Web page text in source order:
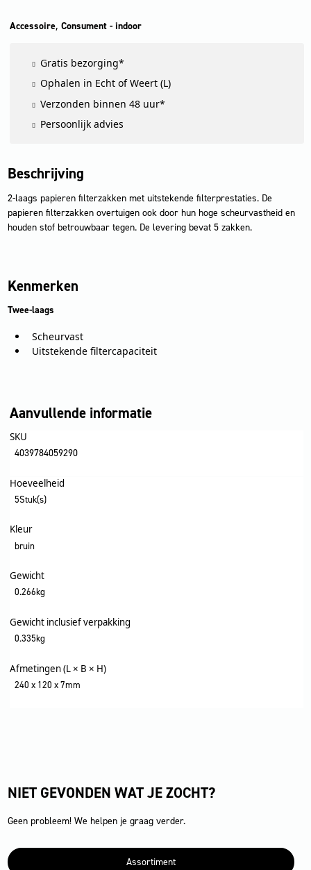
Accessoire, Consument - indoor
Gratis bezorging*
Ophalen in Echt of Weert (L)
Verzonden binnen 48 uur*
Persoonlijk advies
Beschrijving
2-laags papieren filterzakken met uitstekende filterprestaties. De
papieren filterzakken overtuigen ook door hun hoge scheurvastheid en
houden stof betrouwbaar tegen. De levering bevat 5 zakken.
Kenmerken
Twee-laags
Scheurvast
Uitstekende filtercapaciteit
Aanvullende informatie
SKU
4039784059290
Hoeveelheid
5Stuk(s)
Kleur
bruin
Gewicht
0.266kg
Gewicht inclusief verpakking
0.335kg
Afmetingen (L × B × H)
240 x 120 x 7mm
NIET GEVONDEN WAT JE ZOCHT?
Geen probleem! We helpen je graag verder.
Assortiment